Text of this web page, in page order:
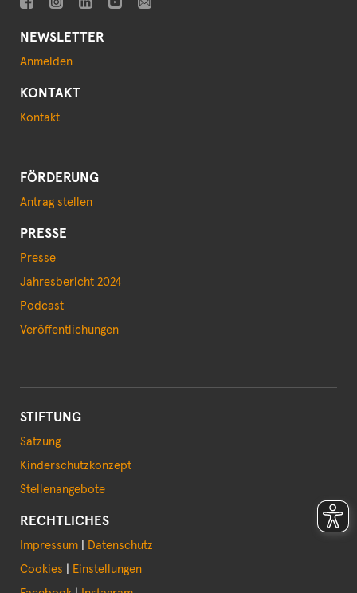
NEWSLETTER
Anmelden
KONTAKT
Kontakt
FÖRDERUNG
Antrag stellen
PRESSE
Presse
Jahresbericht 2024
Podcast
Veröffentlichungen
STIFTUNG
Satzung
Kinderschutzkonzept
Stellenangebote
RECHTLICHES
Impressum
Datenschutz
Cookies
Einstellungen